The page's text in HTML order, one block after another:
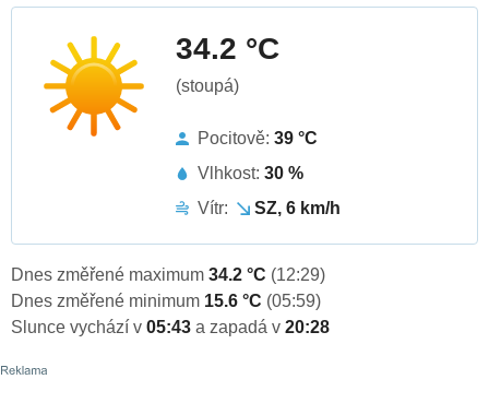
34.2 °C
(stoupá)
Pocitově: 39 °C
Vlhkost: 30 %
Vítr:
SZ, 6 km/h
Dnes změřené maximum 34.2 °C (12:29)
Dnes změřené minimum 15.6 °C (05:59)
Slunce vychází v 05:43 a zapadá v 20:28